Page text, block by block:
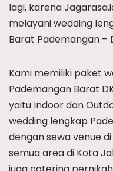
lagi, karena
melayani wedding
Barat Pademangan –
Kami memiliki paket
Pademangan Barat
yaitu Indoor dan
wedding lengkap
dengan sewa venue
semua area di Kota